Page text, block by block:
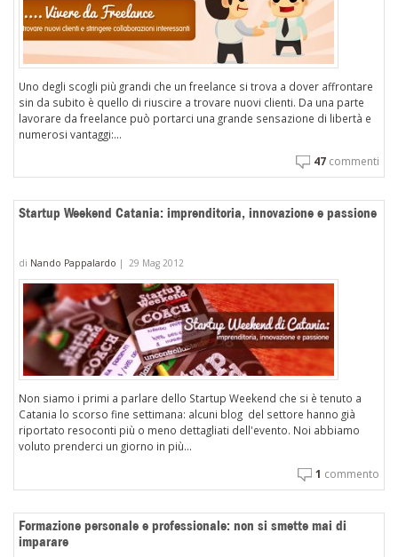
Uno degli scogli più grandi che un freelance si trova a dover affrontare
sin da subito è quello di riuscire a trovare nuovi clienti. Da una parte
lavorare da freelance può portarci una grande sensazione di libertà e
numerosi vantaggi:...
47 commenti
Startup Weekend Catania: imprenditoria, innovazione e passione
di Nando Pappalardo | 29 Mag 2012
Non siamo i primi a parlare dello Startup Weekend che si è tenuto a
Catania lo scorso fine settimana: alcuni blog del settore hanno già
riportato resoconti più o meno dettagliati dell'evento. Noi abbiamo
voluto prenderci un giorno in più...
1 commento
Formazione personale e professionale: non si smette mai di
imparare